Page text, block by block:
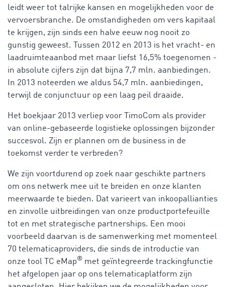
leidt weer tot talrijke kansen en mogelijkheden voor de
vervoersbranche. De omstandigheden om vers kapitaal
te krijgen, zijn sinds een halve eeuw nog nooit zo
gunstig geweest. Tussen 2012 en 2013 is het vracht- en
laadruimteaanbod met maar liefst 16,5% toegenomen -
in absolute cijfers zijn dat bijna 7,7 mln. aanbiedingen.
In 2013 noteerden we aldus 54,7 mln. aanbiedingen,
terwijl de conjunctuur op een laag peil draaide.
Het boekjaar 2013 verliep voor TimoCom als provider
van online-gebaseerde logistieke oplossingen bijzonder
succesvol. Zijn er plannen om de business in de
toekomst verder te verbreden?
We zijn voortdurend op zoek naar geschikte partners
om ons netwerk mee uit te breiden en onze klanten
meerwaarde te bieden. Dat varieert van inkoopallianties
en zinvolle uitbreidingen van onze productportefeuille
tot en met strategische partnerships. Een mooi
voorbeeld daarvan is de samenwerking met momenteel
70 telematicaproviders, die sinds de introductie van
onze tool TC eMap® met geïntegreerde trackingfunctie
het afgelopen jaar op ons telematicaplatform zijn